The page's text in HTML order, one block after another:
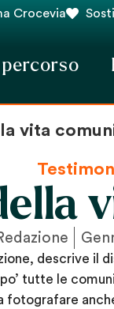
Crocevia
vita
descrive il
tutte le
fotografare